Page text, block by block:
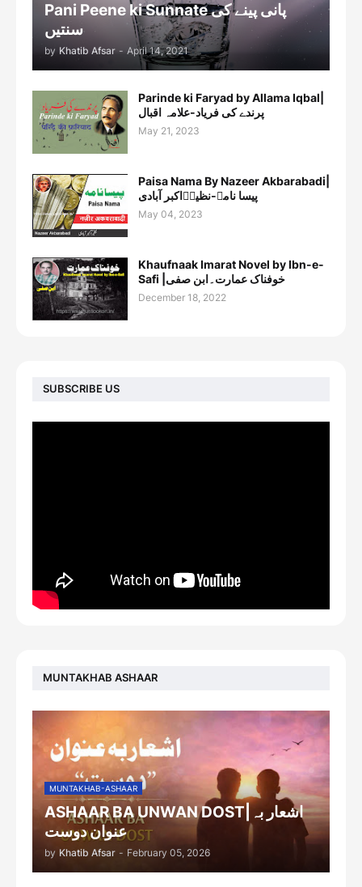
Pani Peene ki Sunnate پانی پینے کی
سنتیں
by Khatib Afsar - April 14, 2021
Parinde ki Faryad by Allama Iqbal|
پرندے کی فریاد-علامہ اقبال
May 21, 2023
Paisa Nama By Nazeer Akbarabadi|
پیسا نامہ-نظیرؔاکبر آبادی
May 04, 2023
Khaufnaak Imarat Novel by Ibn-e-
Safi |خوفناک عمارت۔ابن صفی
December 18, 2022
SUBSCRIBE US
MUNTAKHAB ASHAAR
MUNTAKHAB-ASHAAR
ASHAAR BA UNWAN DOST|اشعار بہ
عنوان دوست
by Khatib Afsar - February 05, 2026